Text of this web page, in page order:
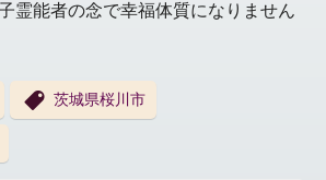
霊能者の念で幸福体質になりません
茨城県桜川市